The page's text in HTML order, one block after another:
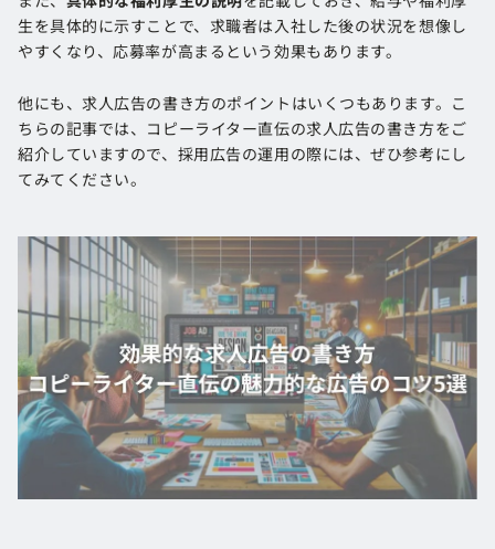
生を具体的に示すことで、求職者は入社した後の状況を想像し
やすくなり、応募率が高まるという効果もあります。
他にも、求人広告の書き方のポイントはいくつもあります。こ
ちらの記事では、コピーライター直伝の求人広告の書き方をご
紹介していますので、採用広告の運用の際には、ぜひ参考にし
てみてください。